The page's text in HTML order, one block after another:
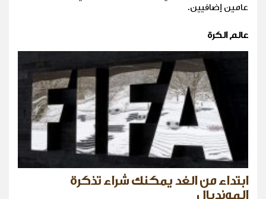
عامين إضافيين.
عالم الكرة
ابتداء من الغد يمكنك شراء تذكرة
المونديال